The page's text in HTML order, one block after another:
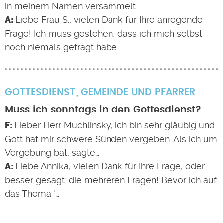
in meinem Namen versammelt…
Liebe Frau S., vielen Dank für Ihre anregende
Frage! Ich muss gestehen, dass ich mich selbst
noch niemals gefragt habe…
GOTTESDIENST GEMEINDE UND PFARRER
Muss ich sonntags in den Gottesdienst?
Lieber Herr Muchlinsky, ich bin sehr gläubig und
Gott hat mir schwere Sünden vergeben. Als ich um
Vergebung bat, sagte…
Liebe Annika, vielen Dank für Ihre Frage, oder
besser gesagt: die mehreren Fragen! Bevor ich auf
das Thema "…